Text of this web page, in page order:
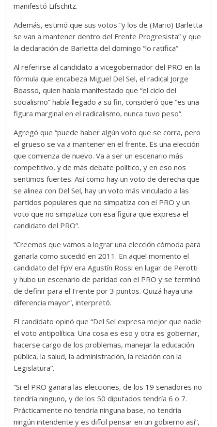
manifestó Lifschitz.
Además, estimó que sus votos “y los de (Mario) Barletta
se van a mantener dentro del Frente Progresista” y que
la declaración de Barletta del domingo “lo ratifica”.
Al referirse al candidato a vicegobernador del PRO en la
fórmula que encabeza Miguel Del Sel, el radical Jorge
Boasso, quien había manifestado que “el ciclo del
socialismo” había llegado a su fin, consideró que “es una
figura marginal en el radicalismo, nunca tuvo peso”.
Agregó que “puede haber algún voto que se corra, pero
el grueso se va a mantener en el frente. Es una elección
que comienza de nuevo. Va a ser un escenario más
competitivo, y de más debate político, y en eso nos
sentimos fuertes. Así como hay un voto de derecha que
se alinea con Del Sel, hay un voto más vinculado a las
partidos populares que no simpatiza con el PRO y un
voto que no simpatiza con esa figura que expresa el
candidato del PRO”.
“Creemos que vamos a lograr una elección cómoda para
ganarla como sucedió en 2011. En aquel momento el
candidato del FpV era Agustín Rossi en lugar de Perotti
y hubo un escenario de paridad con el PRO y se terminó
de definir para el Frente por 3 puntos. Quizá haya una
diferencia mayor”, interpretó.
El candidato opinó que “Del Sel expresa mejor que nadie
el voto antipolítica. Una cosa es eso y otra es gobernar,
hacerse cargo de los problemas, manejar la educación
pública, la salud, la administración, la relación con la
Legislatura”.
“Si el PRO ganara las elecciones, de los 19 senadores no
tendría ninguno, y de los 50 diputados tendría 6 o 7.
Prácticamente no tendría ninguna base, no tendría
ningún intendente y es difícil pensar en un gobierno así”,